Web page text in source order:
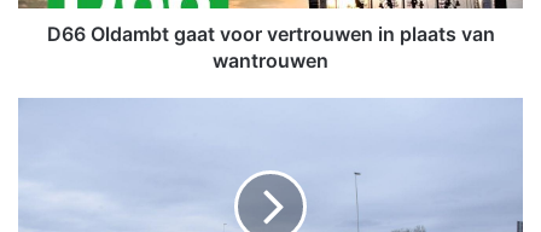
b
o
D66 Oldambt gaat voor vertrouwen in plaats van
wantrouwen